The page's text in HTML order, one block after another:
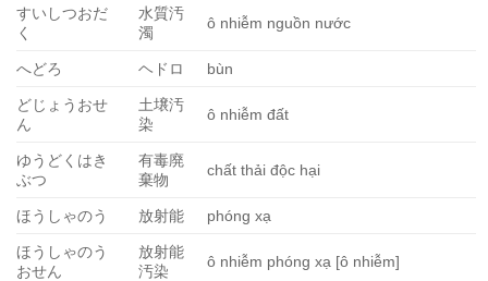
すいしつおだ
く
水質汚
濁
ô nhiễm nguồn nước
へどろ ヘドロ bùn
どじょうおせ
ん
土壌汚
染
ô nhiễm đất
ゆうどくはき
ぶつ
有毒廃
棄物
chất thải độc hại
ほうしゃのう 放射能 phóng xạ
ほうしゃのう
おせん
放射能
汚染
ô nhiễm phóng xạ [ô nhiễm]